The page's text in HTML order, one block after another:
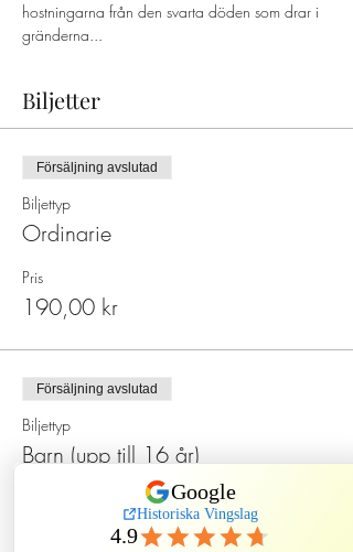
hostningarna från den svarta döden som drar i
gränderna...
Biljetter
Försäljning avslutad
Biljettyp
Ordinarie
Pris
190,00 kr
Försäljning avslutad
Biljettyp
Barn (upp till 16 år)
130,00 kr